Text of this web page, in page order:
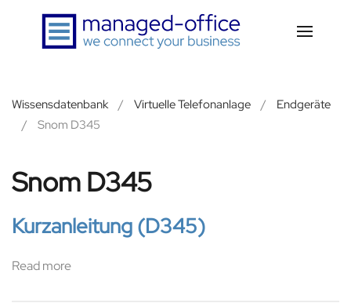
Zum Hauptinhalt springen
Wissensdatenbank Virtuelle Telefonanlage
Endgeräte
Snom D345
Snom D345
Kurzanleitung (D345)
Read more